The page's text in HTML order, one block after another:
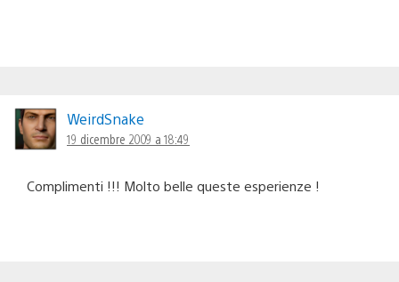
WeirdSnake
19 dicembre 2009 a 18:49
Complimenti !!! Molto belle queste esperienze !